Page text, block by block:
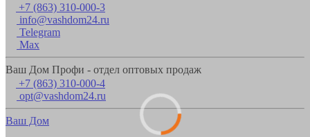
+7 (863) 310-000-3
info@vashdom24.ru
Telegram
Max
Ваш Дом Профи - отдел оптовых продаж
+7 (863) 310-000-4
opt@vashdom24.ru
Ваш Дом